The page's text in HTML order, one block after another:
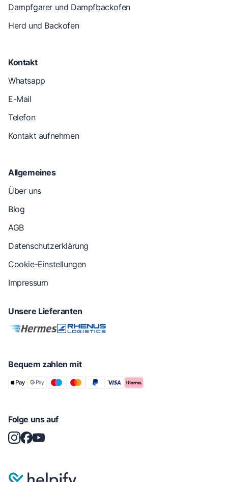
Dampfgarer und Dampfbackofen
Herd und Backofen
Kontakt
Whatsapp
E-Mail
Telefon
Kontakt aufnehmen
Allgemeines
Über uns
Blog
AGB
Datenschutzerklärung
Cookie-Einstellungen
Impressum
Unsere Lieferanten
Bequem zahlen mit
Folge uns auf